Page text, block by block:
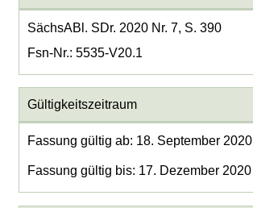
SächsABl. SDr. 2020 Nr. 7, S. 390
Fsn-Nr.: 5535-V20.1
Gültigkeitszeitraum
Fassung gültig ab: 18. September 2020
Fassung gültig bis: 17. Dezember 2020